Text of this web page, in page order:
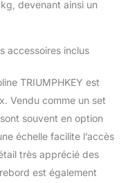
devenant ainsi un
accessoires inclus
TRIUMPHKEY est
Vendu comme un set
souvent en option
échelle facilite l’accès
très apprécié des
est également